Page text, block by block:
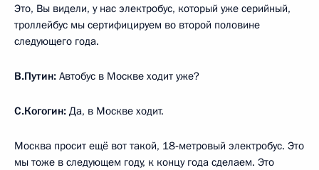
Это, Вы видели, у нас электробус, который уже серийный,
троллейбус мы сертифицируем во второй половине
следующего года.
В.Путин: Автобус в Москве ходит уже?
С.Когогин: Да, в Москве ходит.
Москва просит ещё вот такой, 18‑метровый электробус. Это
мы тоже в следующем году, к концу года сделаем. Это